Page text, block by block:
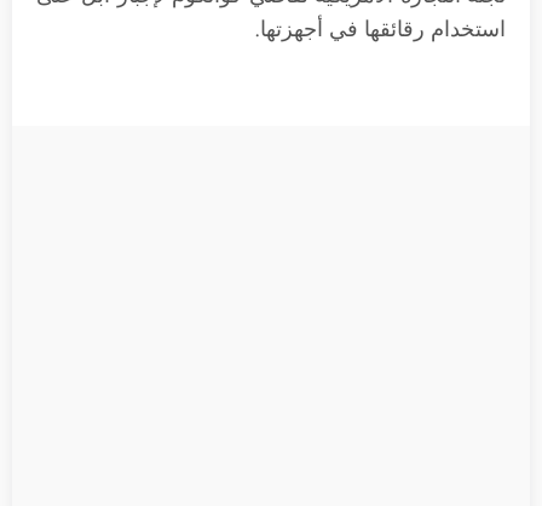
استخدام رقائقها في أجهزتها.